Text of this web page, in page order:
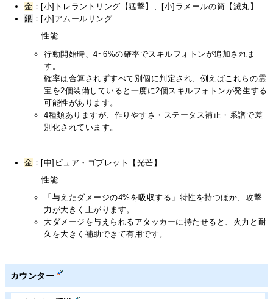
金 ：[小]トレラントリング【猛撃】、[小]ラメールの筒【滅丸】
銀 ：[小]アムールリング
性能
行動開始時、4~6%の確率でスキルフォトンが追加されま
す。
確率は合算されずすべて別個に判定され、例えばこれらの霊
宝を2個装備していると一度に2個スキルフォトンが発生する
可能性があります。
4種類ありますが、作りやすさ・ステータス補正・系譜で差
別化されています。
金 ：[中]ピュア・ゴブレット【光芒】
性能
「与えたダメージの4%を吸収する」特性を持つほか、攻撃
力が大きく上がります。
大ダメージを与えられるアタッカーに持たせると、火力と耐
久を大きく補助できて有用です。
カウンター